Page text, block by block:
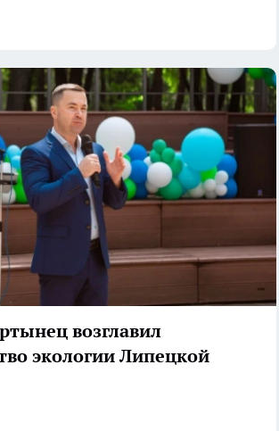
возглавил
экологии Липецкой